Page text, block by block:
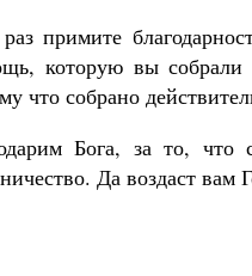
примите
которую вы собрали
что собрано
Бога, за то, что
Да воздаст вам